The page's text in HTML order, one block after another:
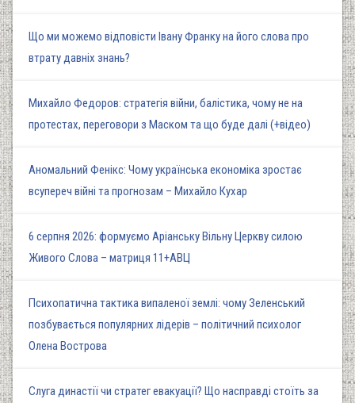
Що ми можемо відповісти Івану Франку на його слова про
втрату давніх знань?
Михайло Федоров: стратегія війни, балістика, чому не на
протестах, переговори з Маском та що буде далі (+відео)
Аномальний Фенікс: Чому українська економіка зростає
всупереч війні та прогнозам – Михайло Кухар
6 серпня 2026: формуємо Аріанську Вільну Церкву силою
Живого Слова – матриця 11+АВЦ
Психопатична тактика випаленої землі: чому Зеленський
позбувається популярних лідерів – політичний психолог
Олена Вострова
Слуга династії чи стратег евакуації? Що насправді стоїть за